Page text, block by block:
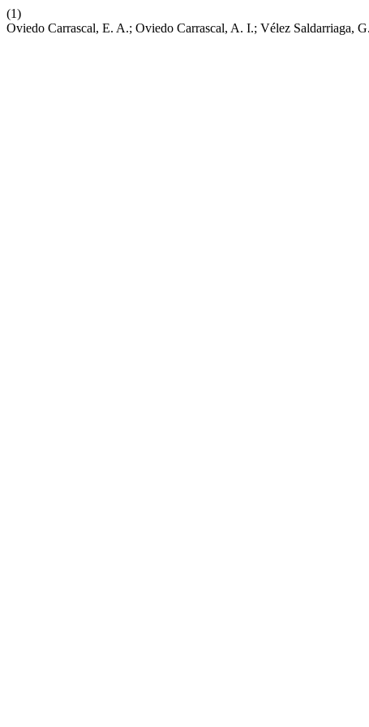
(1)
Oviedo Carrascal, E. A.; Oviedo Carrascal, A. I.; Vélez Saldarriaga,